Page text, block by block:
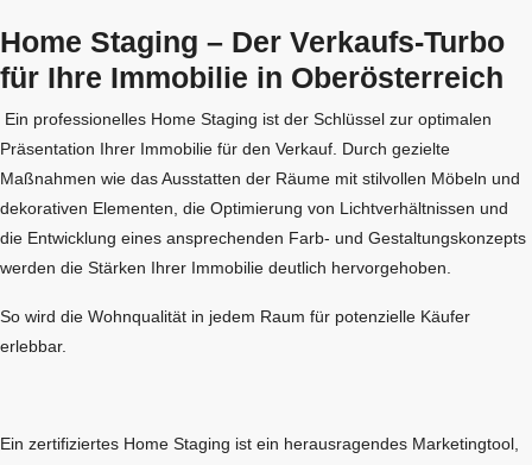
Home Staging – Der Verkaufs-Turbo
für Ihre Immobilie in Oberösterreich
Ein professionelles Home Staging ist der Schlüssel zur optimalen
Präsentation Ihrer Immobilie für den Verkauf. Durch gezielte
Maßnahmen wie das Ausstatten der Räume mit stilvollen Möbeln und
dekorativen Elementen, die Optimierung von Lichtverhältnissen und
die Entwicklung eines ansprechenden Farb- und Gestaltungskonzepts
werden die Stärken Ihrer Immobilie deutlich hervorgehoben.
So wird die Wohnqualität in jedem Raum für potenzielle Käufer
erlebbar.
Ein zertifiziertes Home Staging ist ein herausragendes Marketingtool,